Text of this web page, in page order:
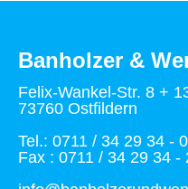
Banholzer &
Felix-Wankel-Str. 8 +
73760 Ostfildern
Tel.: 0711 / 34 29 34 - 0
Fax : 0711 / 34 29 34 -